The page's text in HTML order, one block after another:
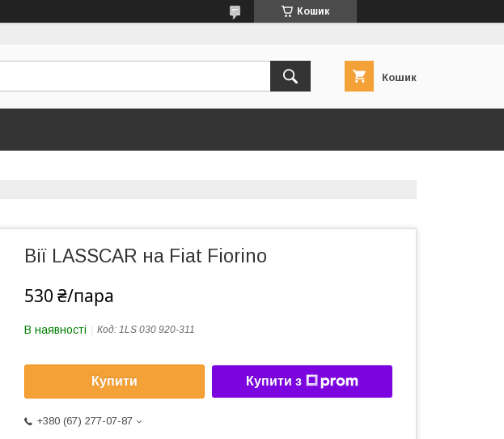
Кошик
Кошик
Вії LASSCAR на Fiat Fiorino
530 ₴/пара
В наявності Код: 1LS 030 920-311
Купити Купити з
+380 (67) 277-07-87